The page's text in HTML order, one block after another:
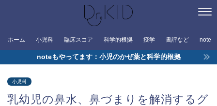
ホーム 小児科 臨床スコア 科学的根拠 疫学 書評など note
noteもやってます：小児のかぜ薬と科学的根拠
小児科
乳幼児の鼻水、鼻づまりを解消するグ